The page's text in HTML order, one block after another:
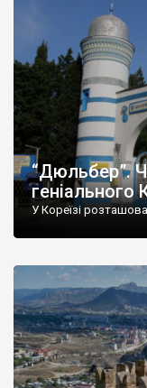
“Дюльбер”.
геніального
У Кореїзі